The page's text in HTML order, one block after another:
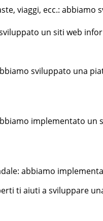
viaggi, ecc.:
un siti web
sviluppato una
implementato un
abbiamo
ti aiuti a sviluppare